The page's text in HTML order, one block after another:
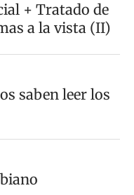
+ Tratado de
a la vista (II)
saben leer los